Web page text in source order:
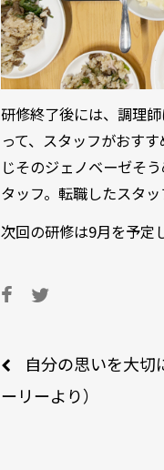
研修終了後には、調理
って、スタッフがおす
じそのジェノベーゼそ
タッフ。転職したスタ
次回の研修は9月を予定
Post
自分の思いを大切
ーリーより）